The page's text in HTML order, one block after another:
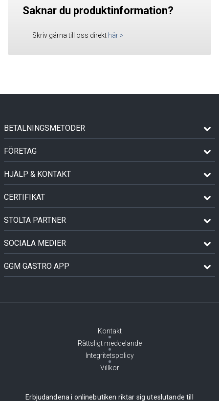
Saknar du produktinformation?
Skriv gärna till oss direkt här >
BETALNINGSMETODER
FÖRETAG
HJÄLP & KONTAKT
CERTIFIKAT
STOLTA PARTNER
SOCIALA MEDIER
GGM GASTRO APP
Kontakt
Rättsligt meddelande
Integritetspolicy
Villkor
Erbjudandena i onlinebutiken riktar sig uteslutande till